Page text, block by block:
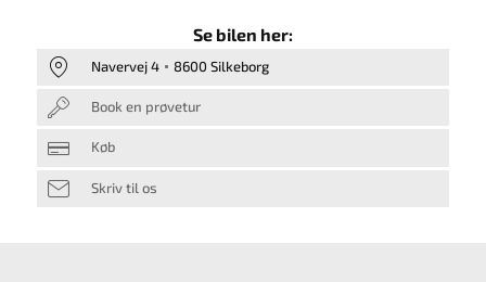
Se bilen her:
Navervej 4 8600 Silkeborg
Book en prøvetur
Køb
Skriv til os